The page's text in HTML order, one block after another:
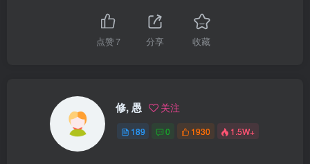
点赞7 分享 收藏
修, 愚 关注
189 0 1930 1.5W+